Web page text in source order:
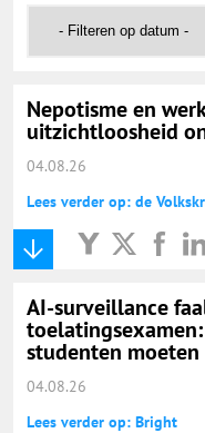
Yurls.net
Vacaturewijzer
Nepotisme en
uitzichtloosheid
04.08.26
Lees verder op: de
AI-surveillance
studenten moeten
04.08.26
Lees verder op: Bright